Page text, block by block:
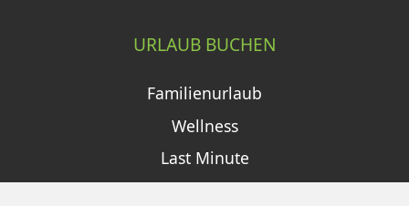
URLAUB BUCHEN
Familienurlaub
Wellness
Last Minute